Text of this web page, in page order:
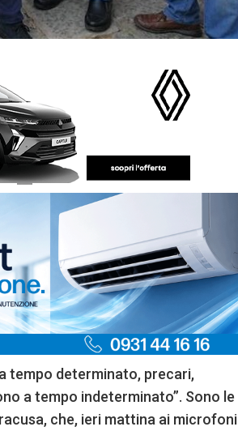
tempo determinato, precari,
a tempo indeterminato”. Sono le
che, ieri mattina ai microfoni